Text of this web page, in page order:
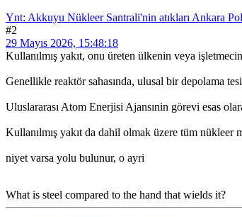
Ynt: Akkuyu Nükleer Santrali'nin atıkları Ankara
#2
29 Mayıs 2026, 15:48:18
Kullanılmış yakıt, onu üreten ülkenin veya
Genellikle reaktör sahasında, ulusal bir depolama
Uluslararası Atom Enerjisi Ajansınin görevi esas
Kullanılmış yakıt da dahil olmak üzere tüm nükleer
niyet varsa yolu bulunur, o ayri
What is steel compared to the hand that wields it?